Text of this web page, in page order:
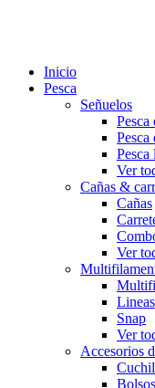
Inicio
Pesca
Señuelos
Pesca
Pesca
Pesca
Ver
Cañas &
Cañas
Ver
Lineas
Snap
Ver
Accesorios